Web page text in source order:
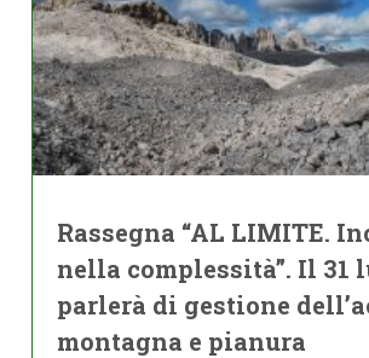
Rassegna “AL LIMITE.
nella complessità”. Il 31
parlerà di gestione
montagna e pianura